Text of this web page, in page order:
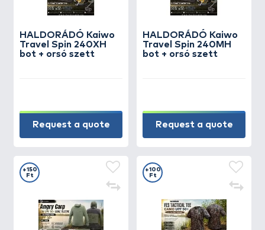
HALDORÁDÓ Kaiwo
Travel Spin 240XH
bot + orsó szett
Request a quote
HALDORÁDÓ Kaiwo
Travel Spin 240MH
bot + orsó szett
Request a quote
+150
Ft
+100
Ft